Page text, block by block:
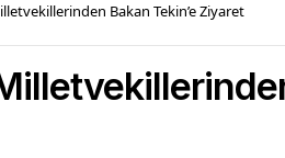
Bakan Tekin’e Ziyaret